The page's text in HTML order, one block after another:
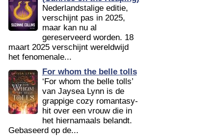
Nederlandstalige editie,
verschijnt pas in 2025,
maar kan nu al
gereserveerd worden. 18
maart 2025 verschijnt wereldwijd
het fenomenale...
For whom the belle tolls
‘For whom the belle tolls’
van Jaysea Lynn is de
grappige cozy romantasy-
hit over een vrouw die in
het hiernamaals belandt.
Gebaseerd op de...